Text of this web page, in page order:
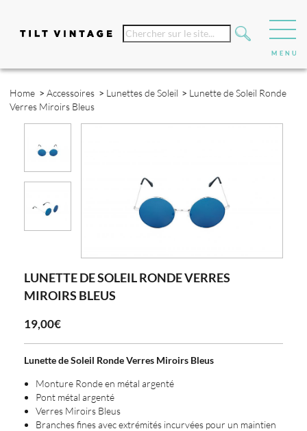
Home > Accessoires > Lunettes de Soleil > Lunette de Soleil Ronde
Verres Miroirs Bleus
LUNETTE DE SOLEIL RONDE VERRES
MIROIRS BLEUS
19,00€
Lunette de Soleil Ronde Verres Miroirs Bleus
Monture Ronde en métal argenté
Pont métal argenté
Verres Miroirs Bleus
Branches fines avec extrémités incurvées pour un maintien